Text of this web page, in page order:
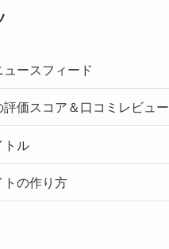
ュースフィード
評価スコア＆口コミレビュー
トル
トの作り方